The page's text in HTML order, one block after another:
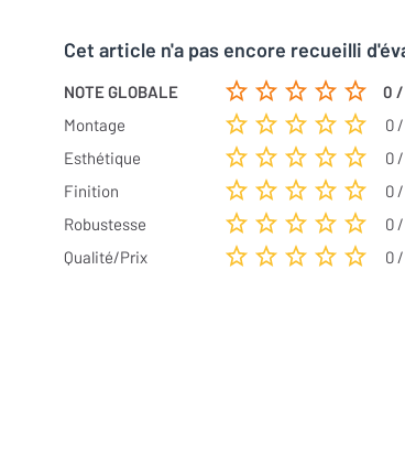
Cet article n'a pas encore recueilli
NOTE GLOBALE
0
Montage
0
Esthétique
0
Finition
0
Robustesse
0
Qualité/Prix
0